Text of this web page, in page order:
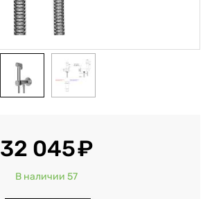
32 045
В наличии 57